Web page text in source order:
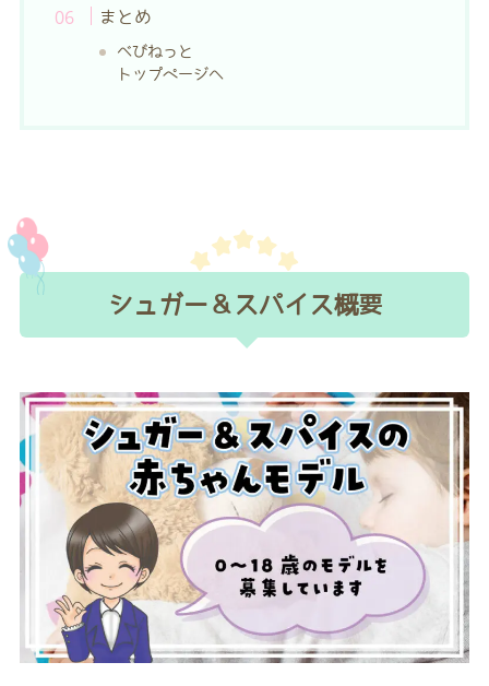
まとめ
べびねっと
トップページへ
シュガー＆スパイス概要